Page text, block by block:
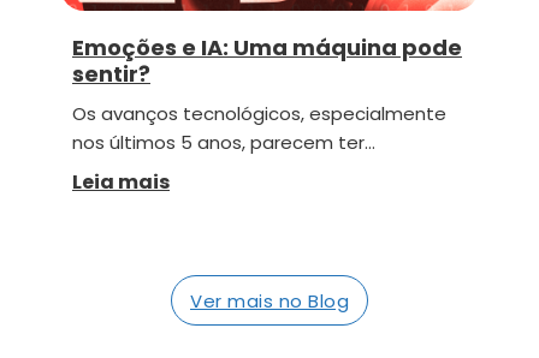
Emoções e IA: Uma máquina pode
sentir?
Os avanços tecnológicos, especialmente
nos últimos 5 anos, parecem ter…
Leia mais
Ver mais no Blog